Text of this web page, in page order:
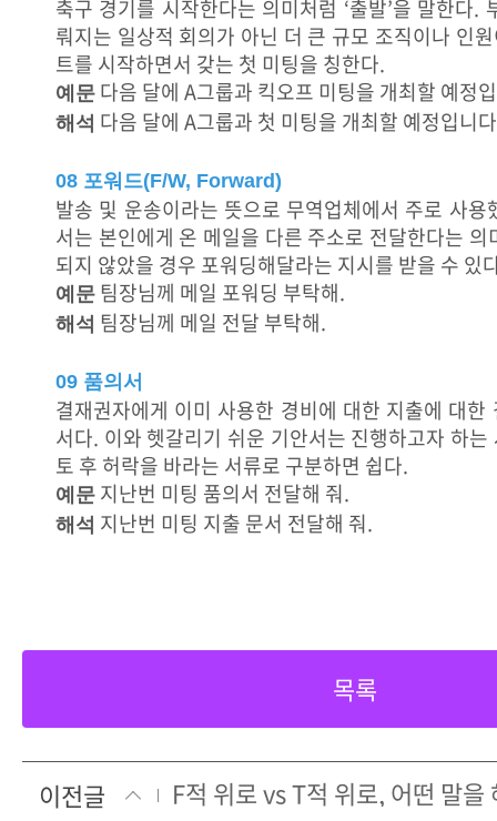
축구 경기를 시작한다는 의미처럼 ‘출발’을 말한다.
뤄지는 일상적 회의가 아닌 더 큰 규모 조직이나 인
트를 시작하면서 갖는 첫 미팅을 칭한다.
예문 다음 달에 A그룹과 킥오프 미팅을 개최할 예정
해석 다음 달에 A그룹과 첫 미팅을 개최할 예정입니
08 포워드(F/W, Forward)
발송 및 운송이라는 뜻으로 무역업체에서 주로 사용
서는 본인에게 온 메일을 다른 주소로 전달한다는
되지 않았을 경우 포워딩해달라는 지시를 받을 수 있
예문 팀장님께 메일 포워딩 부탁해.
해석 팀장님께 메일 전달 부탁해.
09 품의서
결재권자에게 이미 사용한 경비에 대한 지출에 대한
서다. 이와 헷갈리기 쉬운 기안서는 진행하고자 하
토 후 허락을 바라는 서류로 구분하면 쉽다.
예문 지난번 미팅 품의서 전달해 줘.
해석 지난번 미팅 지출 문서 전달해 줘.
목록
이전글